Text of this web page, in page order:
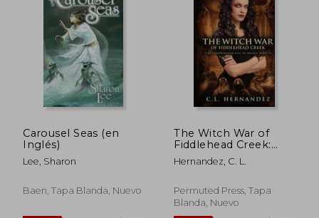
50%
dcto.
45%
dcto.
Carousel Seas (en
Inglés)
Lee, Sharon
Baen, Tapa Blanda, Nuevo
The Witch War of
Fiddlehead Creek:
The Complicated Life
of Deegie Tibbs Book
Hernandez, C. L.
Permuted Press, Tapa
Blanda, Nuevo